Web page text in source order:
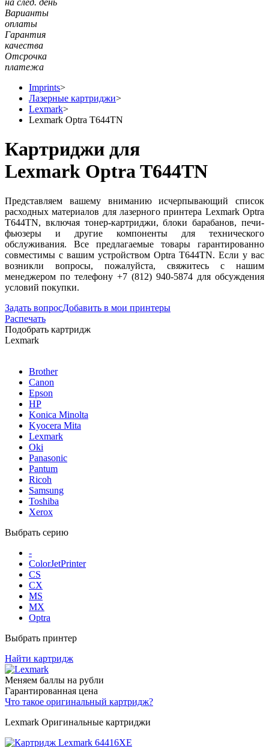
на след. день
Варианты
оплаты
Гарантия
качества
Отсрочка
платежа
Imprints>
Лазерные картриджи>
Lexmark>
Lexmark Optra T644TN
Картриджи для
Lexmark Optra T644TN
Представляем вашему вниманию исчерпывающий список
расходных материалов для лазерного принтера Lexmark Optra
T644TN, включая тонер-картриджи, блоки барабанов, печи-
фьюзеры и другие компоненты для технического
обслуживания. Все предлагаемые товары гарантированно
совместимы с вашим устройством Optra T644TN. Если у вас
возникли вопросы, пожалуйста, свяжитесь с нашим
менеджером по телефону +7 (812) 940-5874 для обсуждения
условий покупки.
Задать вопросДобавить в мои принтеры
Распечать
Подобрать картридж
Lexmark
Brother
Canon
Epson
HP
Konica Minolta
Kyocera Mita
Lexmark
Oki
Panasonic
Pantum
Ricoh
Samsung
Toshiba
Xerox
Выбрать серию
-
ColorJetPrinter
CS
CX
MS
MX
Optra
Выбрать принтер
Найти картридж
Меняем баллы на рубли
Гарантированная цена
Что такое оригинальный картридж?
Lexmark Оригинальные картриджи